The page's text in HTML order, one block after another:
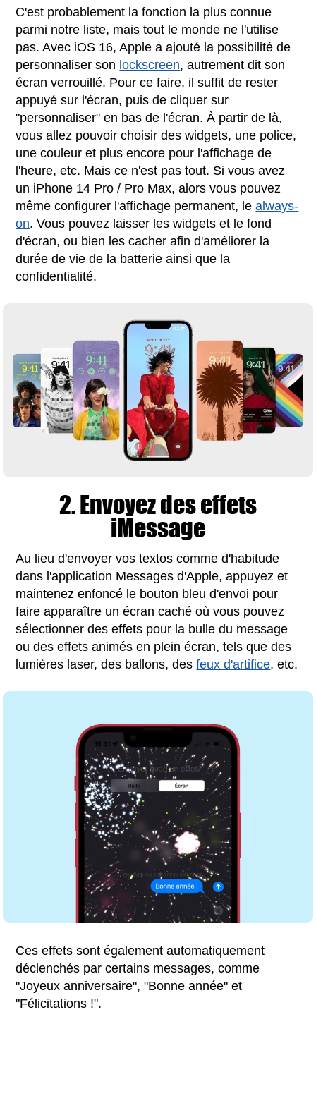
C'est probablement la fonction la plus connue
parmi notre liste, mais tout le monde ne l'utilise
pas. Avec iOS 16, Apple a ajouté la possibilité de
personnaliser son lockscreen, autrement dit son
écran verrouillé. Pour ce faire, il suffit de rester
appuyé sur l'écran, puis de cliquer sur
"personnaliser" en bas de l'écran. À partir de là,
vous allez pouvoir choisir des widgets, une police,
une couleur et plus encore pour l'affichage de
l'heure, etc. Mais ce n'est pas tout. Si vous avez
un iPhone 14 Pro / Pro Max, alors vous pouvez
même configurer l'affichage permanent, lealways-
on. Vous pouvez laisser les widgets et le fond
d'écran, ou bien les cacher afin d'améliorer la
durée de vie de la batterie ainsi que la
confidentialité.
2. Envoyez des effets
iMessage
Au lieu d'envoyer vos textos comme d'habitude
dans l'application Messages d'Apple, appuyez et
maintenez enfoncé le bouton bleu d'envoi pour
faire apparaître un écran caché où vous pouvez
sélectionner des effets pour la bulle du message
ou des effets animés en plein écran, tels que des
lumières laser, des ballons, desfeux d'artifice, etc.
Ces effets sont également automatiquement
déclenchés par certains messages, comme
"Joyeux anniversaire", "Bonne année" et
"Félicitations !".